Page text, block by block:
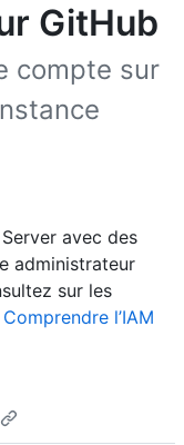
GitHub
compte sur
avec des
administrateur
sur les
Comprendre l’IAM